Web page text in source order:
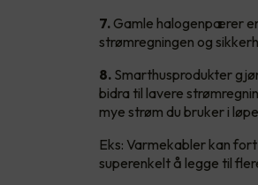
7. Gamle halogenpærer
strømregningen og
8. Smarthusprodukter
bidra til lavere
mye strøm du bruker i
Eks: Varmekabler kan
superenkelt å legge til